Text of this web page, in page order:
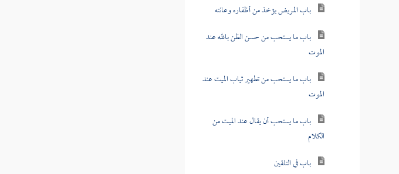
باب المريض يؤخذ من أظفاره وعانته
باب ما يستحب من حسن الظن بالله عند
الموت
باب ما يستحب من تطهير ثياب الميت عند
الموت
باب ما يستحب أن يقال عند الميت من
الكلام
باب في التلقين